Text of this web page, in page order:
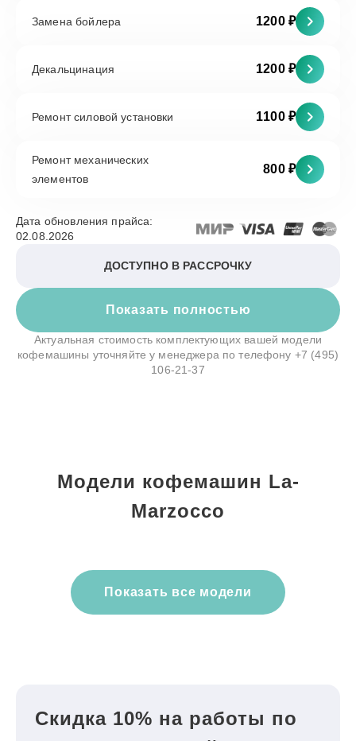
Замена бойлера 1200 ₽
Декальцинация 1200 ₽
Ремонт силовой установки 1100 ₽
Ремонт механических
элементов
800 ₽
Показать полностью
Дата обновления прайса:
02.08.2026
ДОСТУПНО В РАССРОЧКУ
Актуальная стоимость комплектующих вашей модели
кофемашины уточняйте у менеджера по телефону +7 (495)
106-21-37
Модели кофемашин La-
Marzocco
Показать все модели
Скидка 10% на работы по